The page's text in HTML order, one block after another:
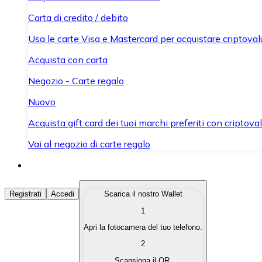
Carta di credito / debito
Usa le carte Visa e Mastercard per acquistare
Acquista con carta
Negozio - Carte regalo
Nuovo
Acquista gift card dei tuoi marchi preferiti con
Vai al negozio di carte regalo
Acquista Criptovalute
Acquista le criptovalute che ti interessano in modo
Converti le tue criptovalute in valuta fiat quando ne hai
Registrati Accedi
Scarica il nostro Wallet
1
Apri la fotocamera del tuo telefono.
2